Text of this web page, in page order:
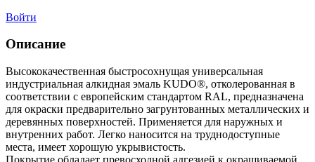
Войти
Описание
Высококачественная быстросохнущая универсальная
индустриальная алкидная эмаль KUDO®, отколерованная в
соответствии с европейским стандартом RAL, предназначена
для окраски предварительно загрунтованных металлических и
деревянных поверхностей. Применяется для наружных и
внутренних работ. Легко наносится на труднодоступные
места, имеет хорошую укрывистость.
Покрытие обладает превосходной адгезией к окрашиваемой